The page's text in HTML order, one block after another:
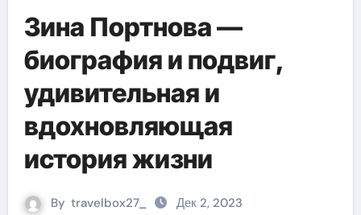
Зина Портнова —
биография и подвиг,
удивительная и
вдохновляющая
история жизни
By travelbox27_ Дек 2, 2023